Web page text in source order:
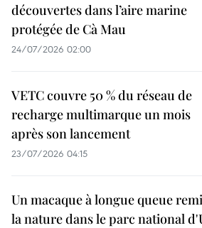
découvertes dans l’aire marine
protégée de Cà Mau
24/07/2026 02:00
VETC couvre 50 % du réseau de
recharge multimarque un mois
après son lancement
23/07/2026 04:15
Un macaque à longue queue
la nature dans le parc national